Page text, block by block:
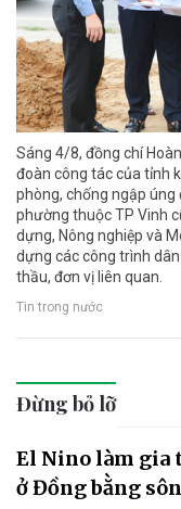
Sáng 4/8, đồng chí
đoàn công tác của tỉnh
phòng, chống ngập
phường thuộc TP Vinh
dựng, Nông nghiệp và
dựng các công trình
thầu, đơn vị liên quan.
Tin trong nước
Đừng bỏ lỡ
El Nino làm gia
ở Đồng bằng